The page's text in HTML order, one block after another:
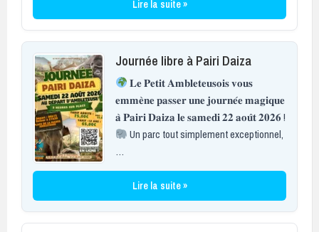
Lire la suite »
Journée libre à Pairi Daiza
𝐋𝐞 𝐏𝐞𝐭𝐢𝐭 𝐀𝐦𝐛𝐥𝐞𝐭𝐞𝐮𝐬𝐨𝐢𝐬 𝐯𝐨𝐮𝐬
𝐞𝐦𝐦𝐞̀𝐧𝐞 𝐩𝐚𝐬𝐬𝐞𝐫 𝐮𝐧𝐞 𝐣𝐨𝐮𝐫𝐧𝐞́𝐞 𝐦𝐚𝐠𝐢𝐪𝐮𝐞
𝐚̀ 𝐏𝐚𝐢𝐫𝐢 𝐃𝐚𝐢𝐳𝐚 𝐥𝐞 𝐬𝐚𝐦𝐞𝐝𝐢 𝟐𝟐 𝐚𝐨𝐮̂𝐭 𝟐𝟎𝟐𝟔 !
Un parc tout simplement exceptionnel,
…
Lire la suite »